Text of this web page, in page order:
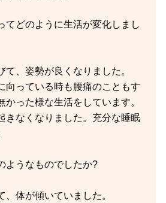
てどのように生活が変化しまし
て、姿勢が良くなりました。
向っている時も腰痛のこともす
かった様な生活をしています。
きなくなりました。充分な睡眠
ようなものでしたか?
体が傾いていました。